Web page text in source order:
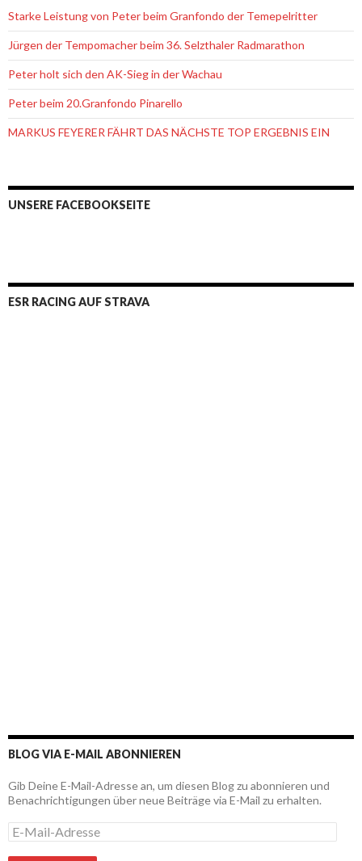
Starke Leistung von Peter beim Granfondo der Temepelritter
Jürgen der Tempomacher beim 36. Selzthaler Radmarathon
Peter holt sich den AK-Sieg in der Wachau
Peter beim 20.Granfondo Pinarello
MARKUS FEYERER FÄHRT DAS NÄCHSTE TOP ERGEBNIS EIN
UNSERE FACEBOOKSEITE
ESR RACING AUF STRAVA
BLOG VIA E-MAIL ABONNIEREN
Gib Deine E-Mail-Adresse an, um diesen Blog zu abonnieren und
Benachrichtigungen über neue Beiträge via E-Mail zu erhalten.
E
-
M